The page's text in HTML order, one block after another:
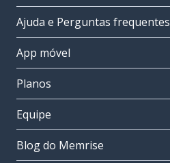
Ajuda e Perguntas frequentes
App móvel
Planos
Equipe
Blog do Memrise